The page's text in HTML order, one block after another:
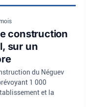
construction
sur un
du Néguev
1 000
et la